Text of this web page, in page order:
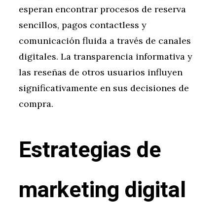
esperan encontrar procesos de reserva
sencillos, pagos contactless y
comunicación fluida a través de canales
digitales. La transparencia informativa y
las reseñas de otros usuarios influyen
significativamente en sus decisiones de
compra.
Estrategias de
marketing digital